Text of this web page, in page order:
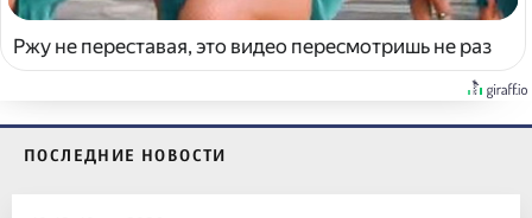
Ржу не переставая, это видео пересмотришь не раз
ПОСЛЕДНИЕ НОВОСТИ